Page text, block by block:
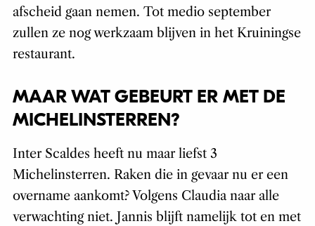
afscheid gaan nemen. Tot medio september
zullen ze nog werkzaam blijven in het Kruiningse
restaurant.
MAAR WAT GEBEURT ER MET DE
MICHELINSTERREN?
Inter Scaldes heeft nu maar liefst 3
Michelinsterren. Raken die in gevaar nu er een
overname aankomt? Volgens Claudia naar alle
verwachting niet. Jannis blijft namelijk tot en met